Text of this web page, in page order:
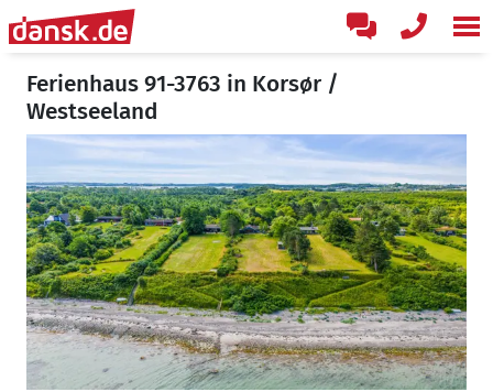
Ferienhaus 91-3763 in Korsør /
Westseeland